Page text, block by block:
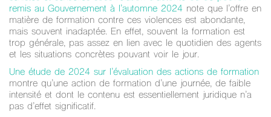
remis au Gouvernement à l’automne 2024 note que l’offre en
matière de formation contre ces violences est abondante,
mais souvent inadaptée. En effet, souvent la formation est
trop générale, pas assez en lien avec le quotidien des agents
et les situations concrètes pouvant voir le jour.
Une étude de 2024 sur l’évaluation des actions de formation
montre qu’une action de formation d’une journée, de faible
intensité et dont le contenu est essentiellement juridique n’a
pas d’effet significatif.